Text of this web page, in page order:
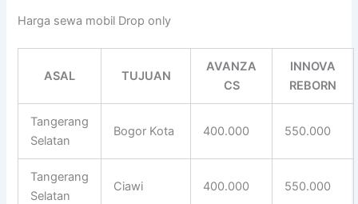
Harga sewa mobil Drop only
ASAL TUJUAN
AVANZA
CS
INNOVA
REBORN
Tangerang
Selatan
Bogor Kota 400.000 550.000
Tangerang
Selatan
Ciawi 400.000 550.000